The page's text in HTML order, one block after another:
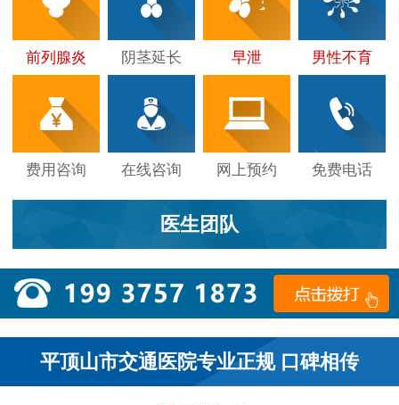
前列腺炎 阴茎延长 早泄 男性不育
费用咨询 在线咨询 网上预约 免费电话
医生团队
平顶山市交通医院专业正规 口碑相传